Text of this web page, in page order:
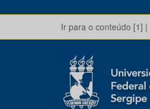
Ir para o conteúdo [1] |